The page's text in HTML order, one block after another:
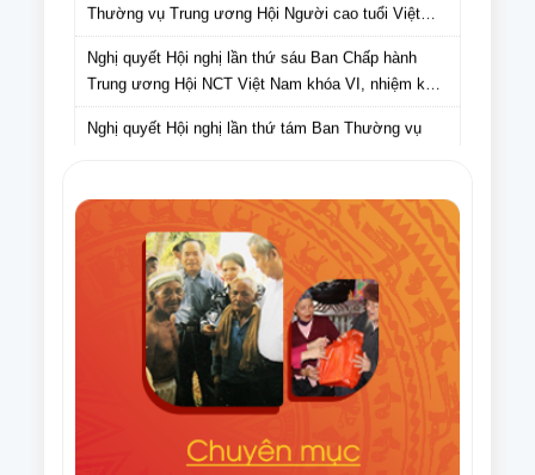
Nam gửi Hội Người cao tuổi các tỉnh, thành phố lấy
ý kiến cán bộ, hội viên NCT các tỉnh, thành phố đối
với dự thảo Văn kiện Đại hội Hội Người cao tuổi
Việt Nam lần thứ VII, nhiệm kỳ 2026-2031
Nghị quyết Hội nghị lần thứ sáu Ban Chấp hành
Trung ương Hội NCT Việt Nam khóa VI, nhiệm kỳ
2021 – 2026
Nghị quyết Hội nghị lần thứ tám Ban Thường vụ
Trung ương Hội NCT Việt Nam khóa VI, nhiệm kỳ
Thường vụ Trung ương Hội NCT Việt Nam về việc
tuyên truyền Ngày Quốc tế NCT (1/10) và Tháng
hành động vì NCT Việt Nam năm 2025
Điều lệ Giải Cờ tướng trung cao tuổi quốc gia lần
thứ XI năm 2025
Văn bản số 296/HNCT-VP ngày 14/8/2025 của Ban
Thường vụ Trung ương Hội NCT Việt Nam về việc
người cao tuổi chung tay ủng hộ nhân dân Cuba
Văn bản số 226/CV-HNCT ngày 06/8/2025 của Ban
Thường vụ Trung ương Hội NCT Việt Nam về việc
lập kế hoạch thực hiện Đề án nhân rộng câu lạc bộ
liên thế hệ tự giúp nhau đến năm 2035.
Quyết định số 1648/QĐ-TTg ngày 06/8/2025 của